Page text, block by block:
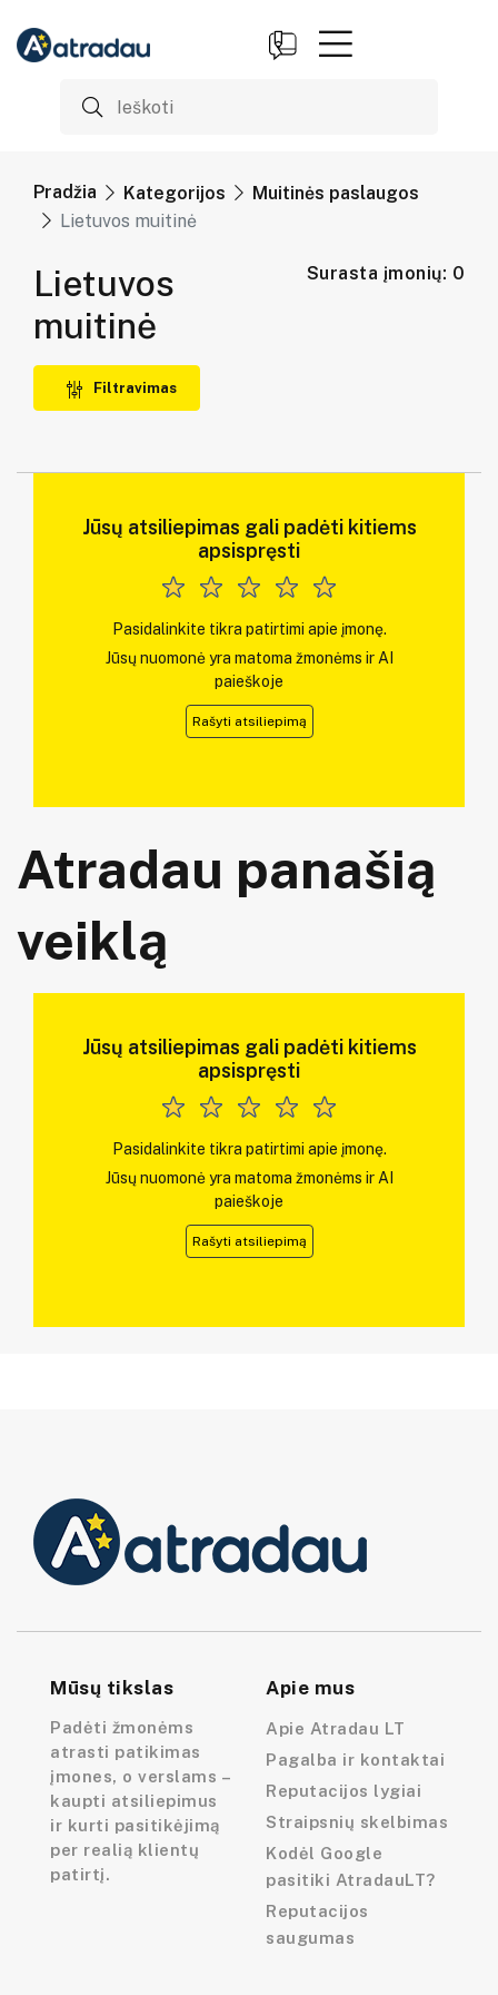
Pradžia Kategorijos
Muitinės paslaugos
Lietuvos muitinė
Lietuvos
muitinė
Surasta įmonių: 0
Filtravimas
Jūsų atsiliepimas gali padėti kitiems
apsispręsti
Pasidalinkite tikra patirtimi apie įmonę.
Jūsų nuomonė yra matoma žmonėms ir AI
paieškoje
Rašyti atsiliepimą
Atradau panašią
veiklą
Jūsų atsiliepimas gali padėti kitiems
apsispręsti
Pasidalinkite tikra patirtimi apie įmonę.
Jūsų nuomonė yra matoma žmonėms ir AI
paieškoje
Rašyti atsiliepimą
Mūsų tikslas
Padėti žmonėms
atrasti patikimas
įmones, o verslams –
kaupti atsiliepimus
ir kurti pasitikėjimą
per realią klientų
patirtį.
Apie mus
Apie Atradau LT
Pagalba ir kontaktai
Reputacijos lygiai
Straipsnių skelbimas
Kodėl Google
pasitiki AtradauLT?
Reputacijos
saugumas